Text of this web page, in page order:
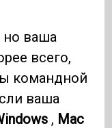
но ваша
всего,
командной
ваша
, Mac